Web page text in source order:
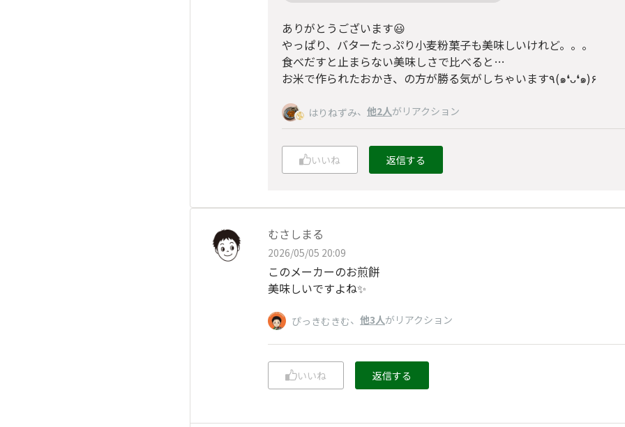
ありがとうございます😃
やっぱり、バターたっぷり小麦粉菓子も美味しいけれど。。。
食べだすと止まらない美味しさで比べると…
お米で作られたおかき、の方が勝る気がしちゃいます٩(๑❛ᴗ❛๑)۶
はりねずみ、 他2人がリアクション
いいね 返信する
むさしまる
2026/05/05 20:09
このメーカーのお煎餅
美味しいですよね✨️
ぴっきむきむ、 他3人がリアクション
いいね 返信する